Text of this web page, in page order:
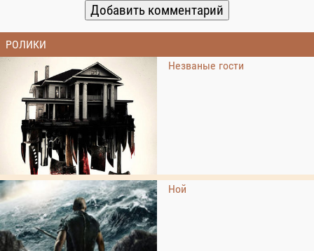
РОЛИКИ
Незваные гости
Ной